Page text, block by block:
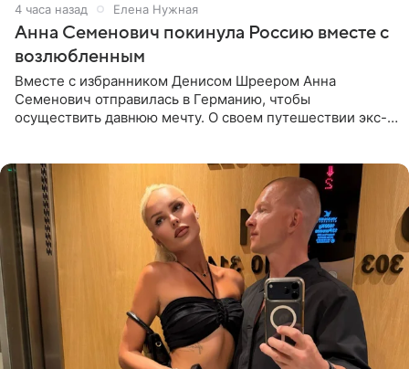
4 часа назад Елена Нужная
Анна Семенович покинула Россию вместе с
возлюбленным
Вместе с избранником Денисом Шреером Анна
Семенович отправилась в Германию, чтобы
осуществить давнюю мечту. О своем путешествии экс-